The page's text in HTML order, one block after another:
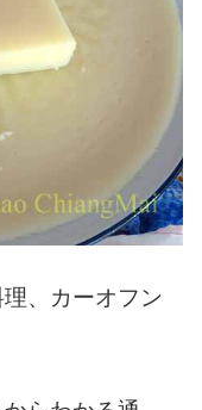
、カーオフン